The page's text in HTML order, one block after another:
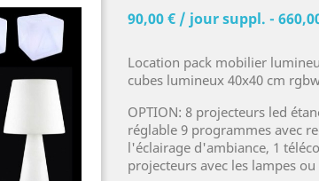
90,00 € / jour suppl. -
Location pack mobilier
cubes lumineux 40x40 cm
OPTION: 8 projecteurs led
réglable 9 programmes avec
l'éclairage d'ambiance, 1
projecteurs avec les lampes